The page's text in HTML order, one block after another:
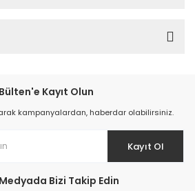
Kayıt Olun
kampanyalardan, haberdar olabilirsiniz.
Kayıt Ol
Bizi Takip Edin